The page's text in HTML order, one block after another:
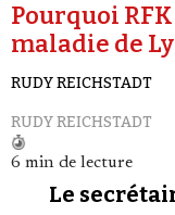
Pourquoi
maladie de
RUDY REICHSTADT
RUDY REICHSTADT
6 min de lecture
Le